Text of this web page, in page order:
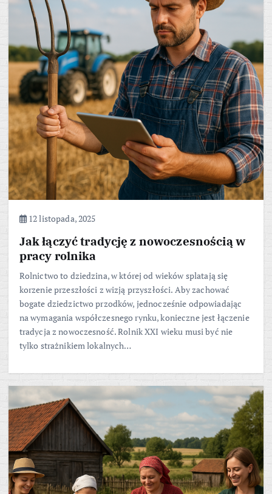
12 listopada, 2025
Jak łączyć tradycję z nowoczesnością w
pracy rolnika
Rolnictwo to dziedzina, w której od wieków splatają się
korzenie przeszłości z wizją przyszłości. Aby zachować
bogate dziedzictwo przodków, jednocześnie odpowiadając
na wymagania współczesnego rynku, konieczne jest łączenie
tradycja z nowoczesność. Rolnik XXI wieku musi być nie
tylko strażnikiem lokalnych…